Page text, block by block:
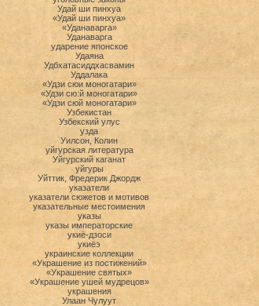
Удай ши пинхуа
«Удай ши пинхуа»
«Уданаварга»
Уданаварга
ударение японское
Удаяна
Удбхатасиддхасвамин
Уддалака
«Удзи сюи моногатари»
«Удзи сю:й моногатари»
«Удзи сюй моногатари»
Узбекистан
Узбекский улус
узда
Уилсон, Колин
уйгурская литература
Уйгурский каганат
уйгуры
Уйттик, Фредерик Джордж
указатели
указатели сюжетов и мотивов
указательные местоимения
указы
указы императорские
укиё-дзоси
укиёэ
украинские коллекции
«Украшение из постижений»
«Украшение святых»
«Украшение ушей мудрецов»
украшения
Улаан Чулуут